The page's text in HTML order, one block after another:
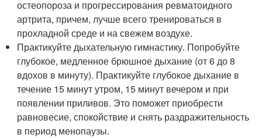
остеопороза и прогрессирования ревматоидного
артрита, причем, лучше всего тренироваться в
прохладной среде и на свежем воздухе.
Практикуйте дыхательную гимнастику. Попробуйте
глубокое, медленное брюшное дыхание (от 6 до 8
вдохов в минуту). Практикуйте глубокое дыхание в
течение 15 минут утром, 15 минут вечером и при
появлении приливов. Это поможет приобрести
равновесие, спокойствие и снять раздражительность
в период менопаузы.